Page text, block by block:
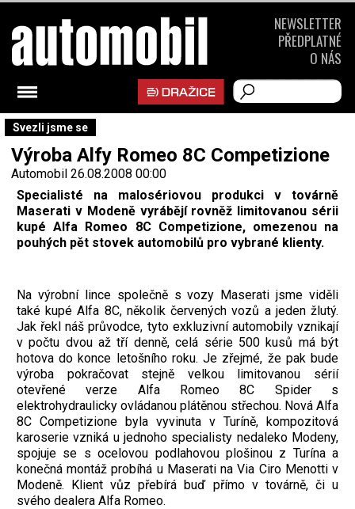
Svezli jsme se
Výroba Alfy Romeo 8C Competizione
Automobil 26.08.2008 00:00
Specialisté na malosériovou produkci v továrně
Maserati v Modeně vyrábějí rovněž limitovanou sérii
kupé Alfa Romeo 8C Competizione, omezenou na
pouhých pět stovek automobilů pro vybrané klienty.
Na výrobní lince společně s vozy Maserati jsme viděli
také kupé Alfa 8C, několik červených vozů a jeden žlutý.
Jak řekl náš průvodce, tyto exkluzivní automobily vznikají
v počtu dvou až tří denně, celá série 500 kusů má být
hotova do konce letošního roku. Je zřejmé, že pak bude
výroba pokračovat stejně velkou limitovanou sérií
otevřené verze Alfa Romeo 8C Spider s
elektrohydraulicky ovládanou plátěnou střechou. Nová Alfa
8C Competizione byla vyvinuta v Turíně, kompozitová
karoserie vzniká u jednoho specialisty nedaleko Modeny,
spojuje se s ocelovou podlahovou plošinou z Turína a
konečná montáž probíhá u Maserati na Via Ciro Menotti v
Modeně. Klient vůz přebírá buď přímo v továrně, či u
svého dealera Alfa Romeo.
NEWSLETTER
PŘEDPLATNÉ
O NÁS